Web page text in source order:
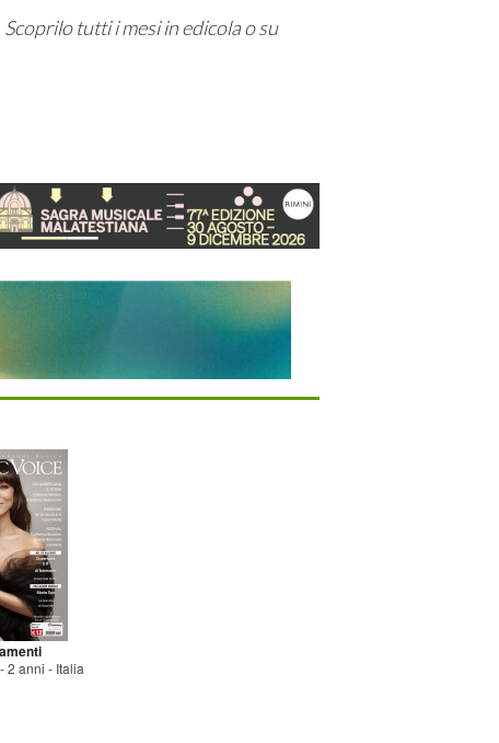
Scoprilo tutti i mesi in edicola o su
2 anni - Italia